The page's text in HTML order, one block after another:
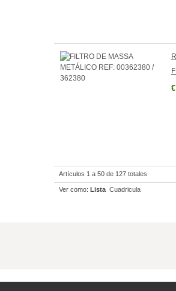
Artículos 1 a 50 de 127 totales
Ver como: Lista Cuadricula